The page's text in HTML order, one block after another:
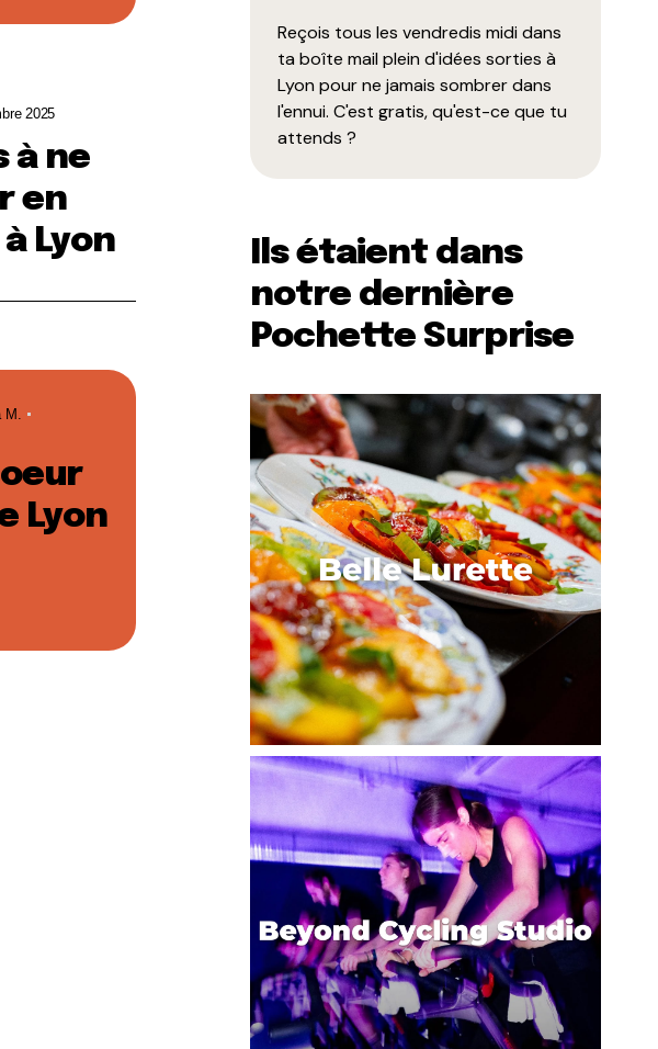
2025
à ne
en
Lyon
M.
Lyon
Reçois tous les vendredis midi dans
ta boîte mail plein d'idées sorties à
Lyon pour ne jamais sombrer dans
l'ennui. C'est gratis, qu'est-ce que tu
attends ?
Ils étaient dans
notre dernière
Pochette Surprise